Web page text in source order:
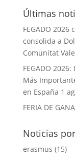
Últimas
FEGADO
consolida a
Comunitat
FEGADO
Más
en España 1
FERIA DE
Noticias
erasmus (15)